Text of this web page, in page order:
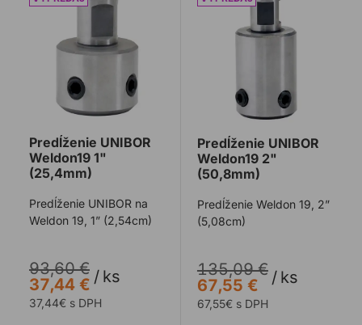
Predĺženie UNIBOR
Weldon19 1"
(25,4mm)
Predĺženie UNIBOR na
Weldon 19, 1” (2,54cm)
93,60 €
37,44 € / ks
37,44€ s DPH
Predĺženie UNIBOR
Weldon19 2"
(50,8mm)
Predĺženie Weldon 19, 2”
(5,08cm)
135,09 €
67,55 €
/ ks
67,55€ s DPH